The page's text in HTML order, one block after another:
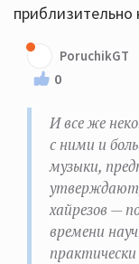
приблизительно
PoruchikGT
0
И все же
с ними и
музыки,
хайрезов —
времени